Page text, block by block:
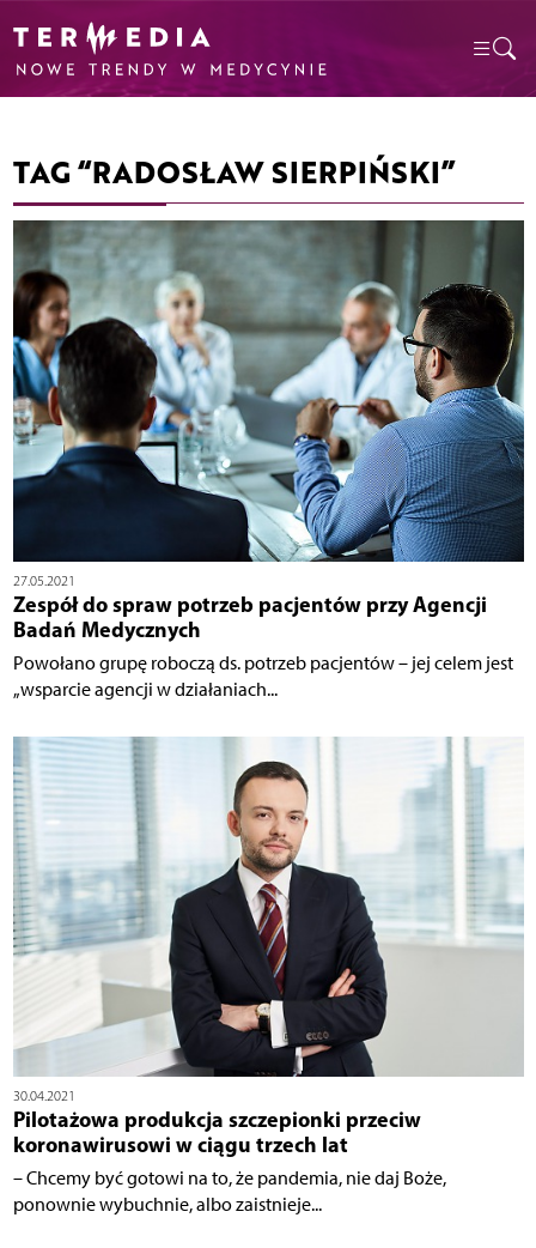
TAG “RADOSŁAW SIERPIŃSKI”
27.05.2021
Zespół do spraw potrzeb pacjentów przy Agencji
Badań Medycznych
Powołano grupę roboczą ds. potrzeb pacjentów – jej celem jest
„wsparcie agencji w działaniach...
30.04.2021
Pilotażowa produkcja szczepionki przeciw
koronawirusowi w ciągu trzech lat
– Chcemy być gotowi na to, że pandemia, nie daj Boże,
ponownie wybuchnie, albo zaistnieje...